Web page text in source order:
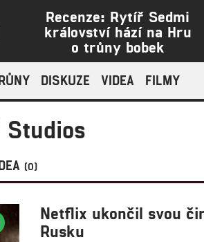
Recenze: Rytíř Sedmi
království hází na Hru
o trůny bobek
DISKUZE VIDEA FILMY
Studios
(0)
Netflix ukončil svou
Rusku